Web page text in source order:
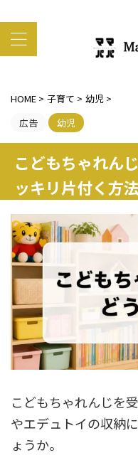
HOME > 子育て > 幼児 >
広告
幼児
こどもちゃれん
ッキリ片付く方
こどもちゃれんじを
やエデュトイの収納
ょうか。